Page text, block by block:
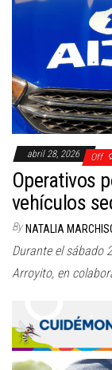
abril 28, 2026 Off
Operativos
vehículos
By NATALIA
Durante el sábado
Arroyito, en